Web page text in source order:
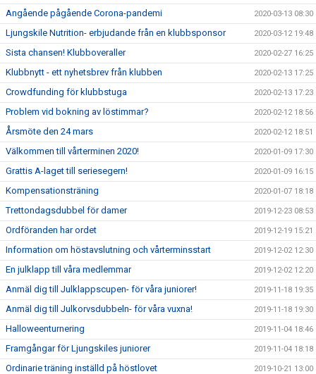
Angående pågående Corona-pandemi 2020-03-13 08:30
Ljungskile Nutrition- erbjudande från en klubbsponsor 2020-03-12 19:48
Sista chansen! Klubboveraller 2020-02-27 16:25
Klubbnytt - ett nyhetsbrev från klubben 2020-02-13 17:25
Crowdfunding för klubbstuga 2020-02-13 17:23
Problem vid bokning av löstimmar? 2020-02-12 18:56
Årsmöte den 24 mars 2020-02-12 18:51
Välkommen till vårterminen 2020! 2020-01-09 17:30
Grattis A-laget till seriesegern! 2020-01-09 16:15
Kompensationsträning 2020-01-07 18:18
Trettondagsdubbel för damer 2019-12-23 08:53
Ordföranden har ordet 2019-12-19 15:21
Information om höstavslutning och vårterminsstart 2019-12-02 12:30
En julklapp till våra medlemmar 2019-12-02 12:20
Anmäl dig till Julklappscupen- för våra juniorer! 2019-11-18 19:35
Anmäl dig till Julkorvsdubbeln- för våra vuxna! 2019-11-18 19:30
Halloweenturnering 2019-11-04 18:46
Framgångar för Ljungskiles juniorer 2019-11-04 18:18
Ordinarie träning inställd på höstlovet 2019-10-21 13:00